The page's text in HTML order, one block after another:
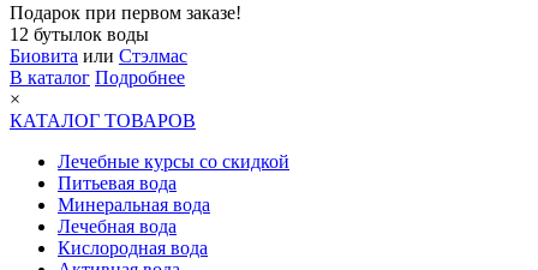
Подарок при первом заказе!
12 бутылок воды
Биовита или Стэлмас
В каталог Подробнее
×
КАТАЛОГ ТОВАРОВ
Лечебные курсы со скидкой
Питьевая вода
Минеральная вода
Лечебная вода
Кислородная вода